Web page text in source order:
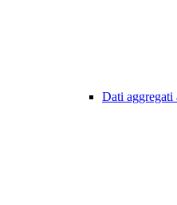
Dati aggregati